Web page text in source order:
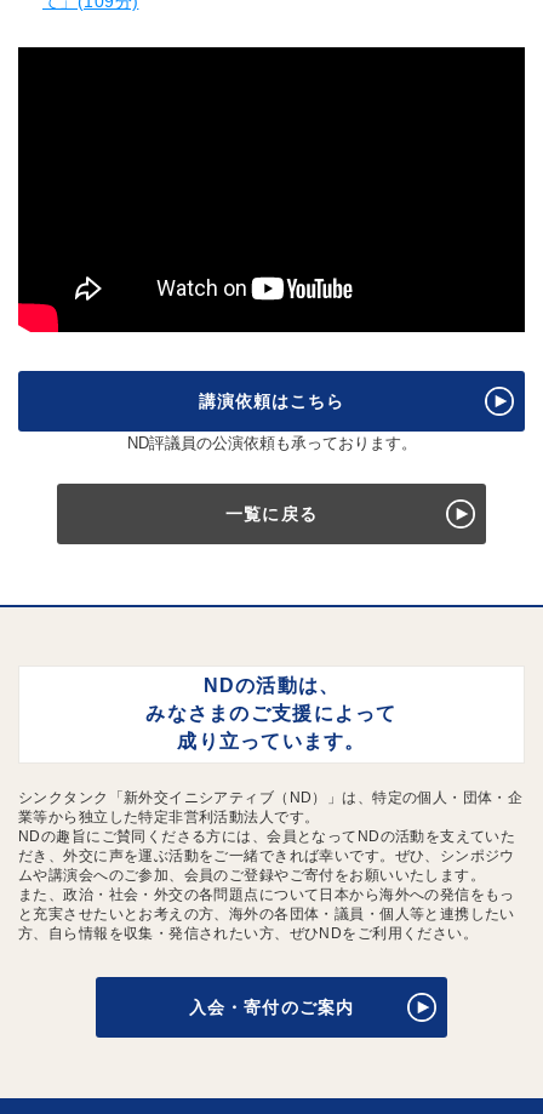
講演依頼はこちら
ND評議員の公演依頼も承っております。
一覧に戻る
NDの活動は、
みなさまのご支援によって
成り立っています。
シンクタンク「新外交イニシアティブ（ND）」は、特定の個人・団体・企
業等から独立した特定非営利活動法人です。
NDの趣旨にご賛同くださる方には、会員となってNDの活動を支えていた
だき、外交に声を運ぶ活動をご一緒できれば幸いです。ぜひ、シンポジウ
ムや講演会へのご参加、会員のご登録やご寄付をお願いいたします。
また、政治・社会・外交の各問題点について日本から海外への発信をもっ
と充実させたいとお考えの方、海外の各団体・議員・個人等と連携したい
方、自ら情報を収集・発信されたい方、ぜひNDをご利用ください。
入会・寄付のご案内